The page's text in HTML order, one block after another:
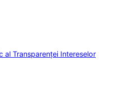
al Transparenței Intereselor